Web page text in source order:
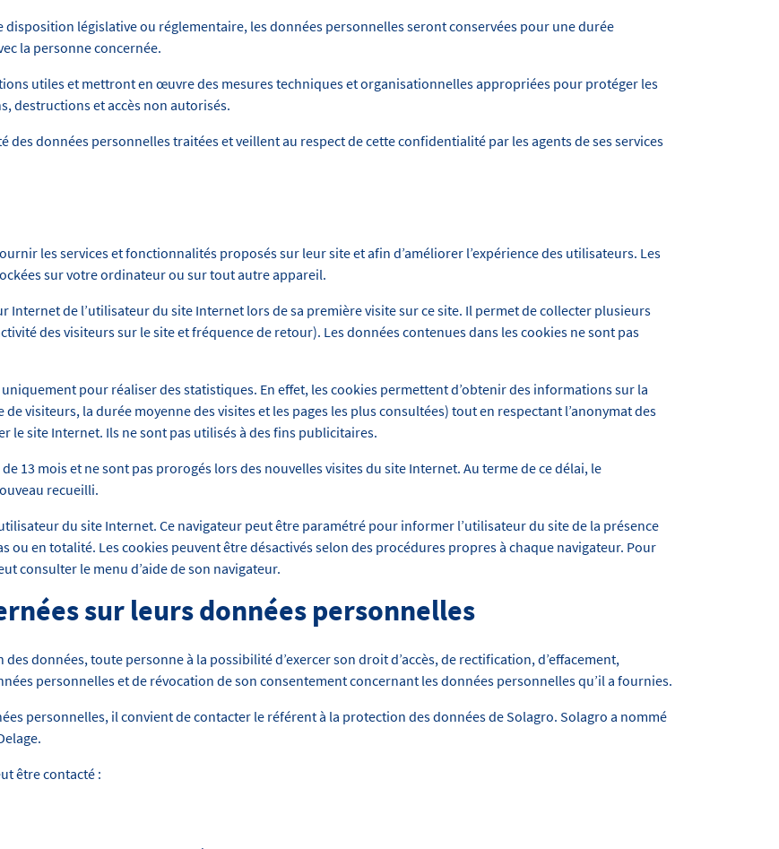
disposition législative ou réglementaire, les données personnelles seront conservées pour une durée
la personne concernée.
utiles et mettront en œuvre des mesures techniques et organisationnelles appropriées pour protéger les
destructions et accès non autorisés.
données personnelles traitées et veillent au respect de cette confidentialité par les agents de ses services
les services et fonctionnalités proposés sur leur site et afin d’améliorer l’expérience des utilisateurs. Les
sur votre ordinateur ou sur tout autre appareil.
Internet de l’utilisateur du site Internet lors de sa première visite sur ce site. Il permet de collecter plusieurs
des visiteurs sur le site et fréquence de retour). Les données contenues dans les cookies ne sont pas
pour réaliser des statistiques. En effet, les cookies permettent d’obtenir des informations sur la
visiteurs, la durée moyenne des visites et les pages les plus consultées) tout en respectant l’anonymat des
le site Internet. Ils ne sont pas utilisés à des fins publicitaires.
13 mois et ne sont pas prorogés lors des nouvelles visites du site Internet. Au terme de ce délai, le
recueilli.
du site Internet. Ce navigateur peut être paramétré pour informer l’utilisateur du site de la présence
ou en totalité. Les cookies peuvent être désactivés selon des procédures propres à chaque navigateur. Pour
consulter le menu d’aide de son navigateur.
sur leurs données personnelles
données, toute personne à la possibilité d’exercer son droit d’accès, de rectification, d’effacement,
personnelles et de révocation de son consentement concernant les données personnelles qu’il a fournies.
personnelles, il convient de contacter le référent à la protection des données de Solagro. Solagro a nommé
être contacté :